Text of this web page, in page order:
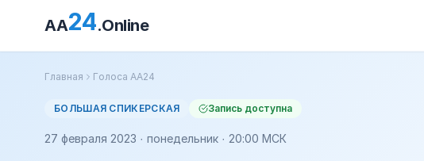
AA24.Online
Главная Голоса АА24
БОЛЬШАЯ СПИКЕРСКАЯ Запись доступна
27 февраля 2023 · понедельник · 20:00 МСК